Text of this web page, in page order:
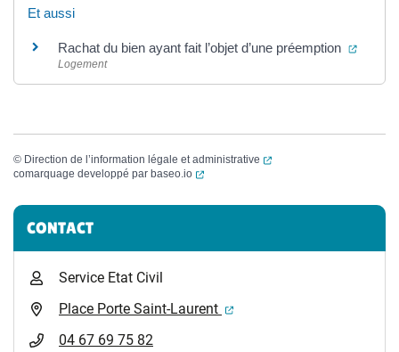
Et aussi
Rachat du bien ayant fait l’objet d’une préemption
Logement
© Direction de l’information légale et administrative
(ouverture dans un
comarquage developpé par baseo.io (ouverture dans un nouvel onglet)
Informations complémentaires
CONTACT
Service Etat Civil
Place Porte Saint-Laurent
(ouverture dans un
04 67 69 75 82